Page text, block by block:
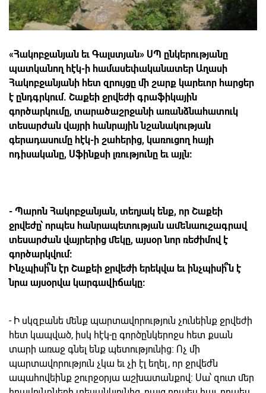
«Հակոբջանյան եւ Գալստյան» ՍՊ ընկերությանը
պատկանող հէկ-ի համասեփականատեր Աղասի
Հակոբջանյանի հետ զրույցը մի շարք կարեւոր հարցեր
է ընդգրկում. Շաքեի ջրվեժի գրաֆիկային
գործարկումը, տարածաշրջանի առանձնահատուկ
տեսարժան վայրի հանրային նշանակության
գերադասումը հէկ-ի շահերից, կառուցող հայի
ոդիսականը, Սֆինքսի լռությունը եւ այլն:
- Պարոն Հակոբջանյան, տեղյակ ենք, որ Շաքեի
ջրվեժը՝ որպես հանրապետության ամենաուշագրավ
տեսարժան վայրերից մեկը, այսօր նոր ռեժիմով է
գործարկվում:
Ինչպիսի՞ն էր Շաքեի ջրվեժի երեկվա եւ ինչպիսի՞ն է
նրա այսօրվա կարգավիճակը:
- Ի սկզբանե մենք պարտավորություն չունեինք ջրվեժի
հետ կապված, իսկ հէկ-ը գործընկերոջս հետ քսան
տարի առաջ գնել ենք պետությունից: Ոչ մի
պարտավորություն չկա եւ չի էլ եղել, որ ջրվեժն
ապահովեինք շուրջօրյա աշխատանքով: Սա՝ զուտ մեր